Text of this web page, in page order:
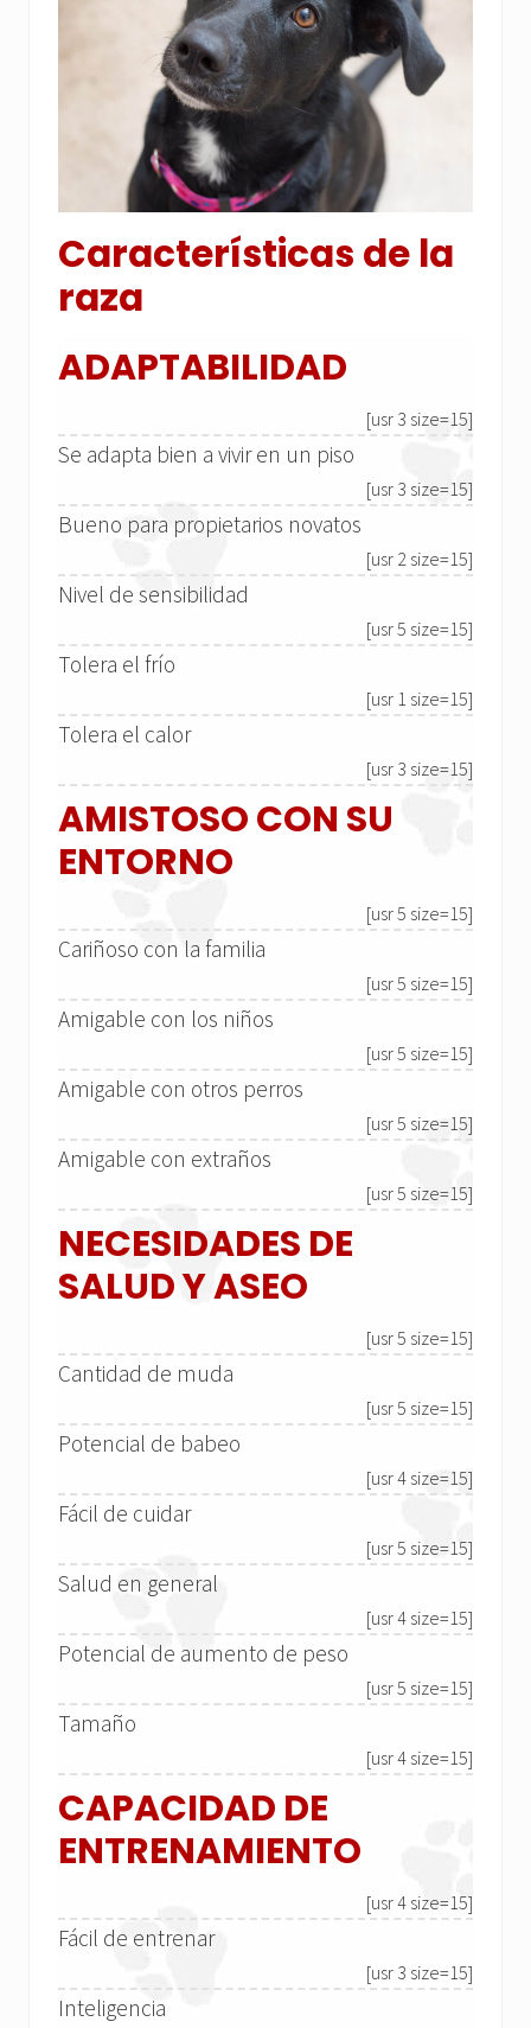
Características de la
raza
ADAPTABILIDAD
[usr 3 size=15]
Se adapta bien a vivir en un piso
[usr 3 size=15]
Bueno para propietarios novatos
[usr 2 size=15]
Nivel de sensibilidad
[usr 5 size=15]
Tolera el frío
[usr 1 size=15]
Tolera el calor
[usr 3 size=15]
AMISTOSO CON SU
ENTORNO
[usr 5 size=15]
Cariñoso con la familia
[usr 5 size=15]
Amigable con los niños
[usr 5 size=15]
Amigable con otros perros
[usr 5 size=15]
Amigable con extraños
[usr 5 size=15]
NECESIDADES DE
SALUD Y ASEO
[usr 5 size=15]
Cantidad de muda
[usr 5 size=15]
Potencial de babeo
[usr 4 size=15]
Fácil de cuidar
[usr 5 size=15]
Salud en general
[usr 4 size=15]
Potencial de aumento de peso
[usr 5 size=15]
Tamaño
[usr 4 size=15]
CAPACIDAD DE
ENTRENAMIENTO
[usr 4 size=15]
Fácil de entrenar
[usr 3 size=15]
Inteligencia